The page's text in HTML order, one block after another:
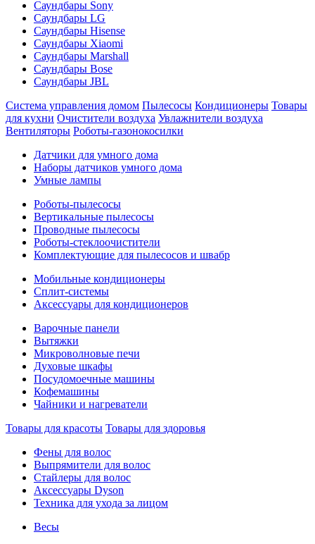
Саундбары Sony
Саундбары LG
Саундбары Hisense
Саундбары Xiaomi
Саундбары Marshall
Саундбары Bose
Саундбары JBL
Система управления домом Пылесосы Кондиционеры Товары
для кухни Очистители воздуха Увлажнители воздуха
Вентиляторы Роботы-газонокосилки
Датчики для умного дома
Наборы датчиков умного дома
Умные лампы
Роботы-пылесосы
Вертикальные пылесосы
Проводные пылесосы
Роботы-стеклоочистители
Комплектующие для пылесосов и швабр
Мобильные кондиционеры
Сплит-системы
Аксессуары для кондиционеров
Варочные панели
Вытяжки
Микроволновые печи
Духовые шкафы
Посудомоечные машины
Кофемашины
Чайники и нагреватели
Товары для красоты Товары для здоровья
Фены для волос
Выпрямители для волос
Стайлеры для волос
Аксессуары Dyson
Техника для ухода за лицом
Весы